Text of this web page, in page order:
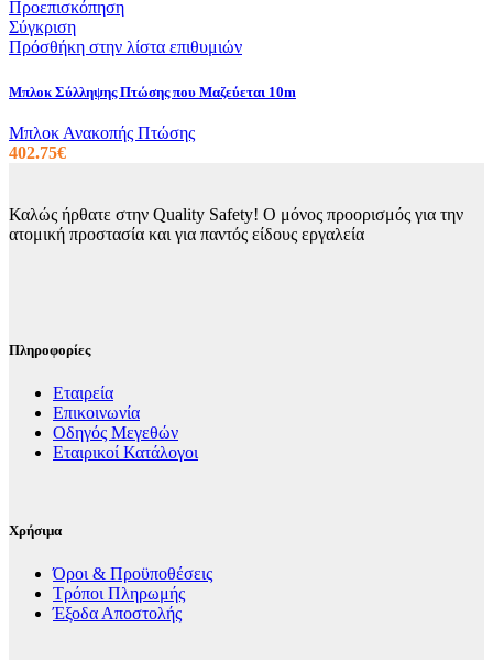
Προεπισκόπηση
Σύγκριση
Πρόσθήκη στην λίστα επιθυμιών
Μπλοκ Σύλληψης Πτώσης που Μαζεύεται 10m
Μπλοκ Ανακοπής Πτώσης
402.75€
Καλώς ήρθατε στην Quality Safety! Ο μόνος προορισμός για την
ατομική προστασία και για παντός είδους εργαλεία
Πληροφορίες
Εταιρεία
Επικοινωνία
Οδηγός Μεγεθών
Εταιρικοί Κατάλογοι
Χρήσιμα
Όροι & Προϋποθέσεις
Τρόποι Πληρωμής
Έξοδα Αποστολής